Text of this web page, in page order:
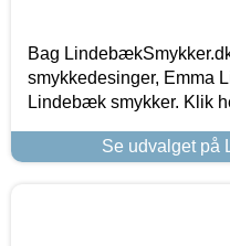
Bag
smykkedesinger, Emma
Lindebæk smykker. Klik
Se udvalget på